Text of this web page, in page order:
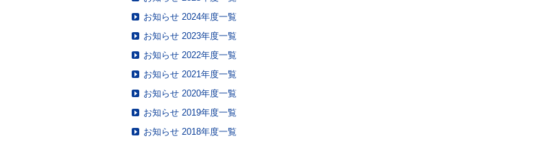
お知らせ 2024年度一覧
お知らせ 2023年度一覧
お知らせ 2022年度一覧
お知らせ 2021年度一覧
お知らせ 2020年度一覧
お知らせ 2019年度一覧
お知らせ 2018年度一覧